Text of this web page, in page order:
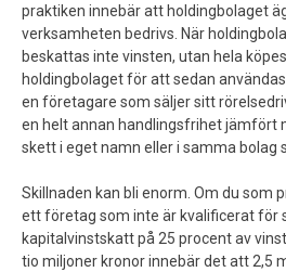
praktiken innebär att holdingbolaget
verksamheten bedrivs. När
beskattas inte vinsten, utan hela
holdingbolaget för att sedan
en företagare som säljer sitt
en helt annan handlingsfrihet jämfört
skett i eget namn eller i samma bolag
Skillnaden kan bli enorm. Om du som
ett företag som inte är kvalificerat för
kapitalvinstskatt på 25 procent av
tio miljoner kronor innebär det att 2,5